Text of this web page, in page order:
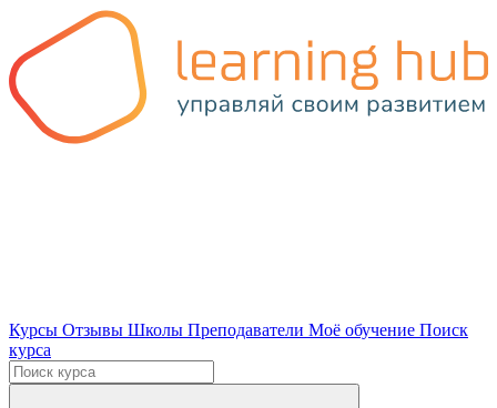
Курсы Отзывы Школы Преподаватели Моё обучение Поиск
курса